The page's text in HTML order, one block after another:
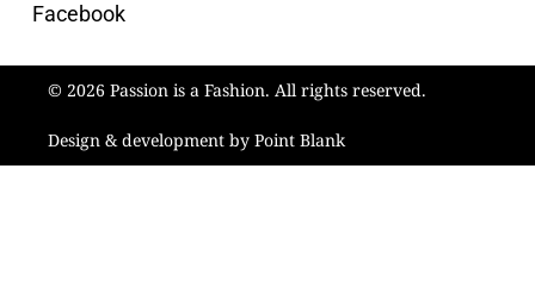
Facebook
© 2026 Passion is a Fashion. All rights reserved.
Design & development by Point Blank